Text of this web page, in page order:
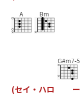
A Bm
(セイ ・ ハロ
G#m7-5
ー